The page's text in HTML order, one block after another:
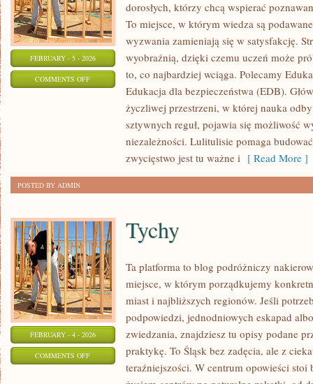
FEBRUARY - 5 - 2026
COMMENTS OFFON
dorosłych, którzy chcą wspierać
To miejsce, w którym wiedza są
wyzwania zamieniają się w satysfakcję.
wyobraźnią, dzięki czemu uczeń może
to, co najbardziej wciąga. Polecamy
Edukacja dla bezpieczeństwa (EDB).
życzliwej przestrzeni, w której nauka
sztywnych reguł, pojawia się możliwość
niezależności. Lulitulisie pomaga
zwycięstwo jest tu ważne i [ Read More ]
POSTED BY ADMIN
FEBRUARY - 4 - 2026
COMMENTS OFFON
Tychy
Ta platforma to blog podróżniczy
miejsce, w którym porządkujemy
miast i najbliższych regionów. Jeśli
podpowiedzi, jednodniowych eskapad
zwiedzania, znajdziesz tu opisy podane
praktykę. To Śląsk bez zadęcia, ale z
teraźniejszości. W centrum opowieści